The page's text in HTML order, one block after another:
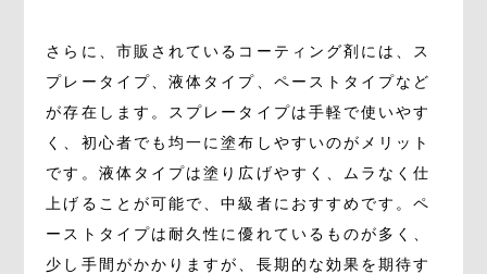
さらに、市販されているコーティング剤には、ス
プレータイプ、液体タイプ、ペーストタイプなど
が存在します。スプレータイプは手軽で使いやす
く、初心者でも均一に塗布しやすいのがメリット
です。液体タイプは塗り広げやすく、ムラなく仕
上げることが可能で、中級者におすすめです。ペ
ーストタイプは耐久性に優れているものが多く、
少し手間がかかりますが、長期的な効果を期待す